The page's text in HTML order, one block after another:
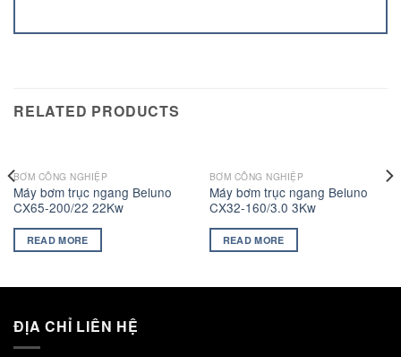
RELATED PRODUCTS
BƠM CÔNG NGHIỆP
Máy bơm trục ngang Beluno
CX65-200/22 22Kw
READ MORE
BƠM CÔNG NGHIỆP
Máy bơm trục ngang Beluno
CX32-160/3.0 3Kw
READ MORE
ĐỊA CHỈ LIÊN HỆ